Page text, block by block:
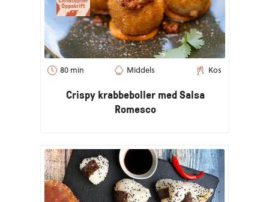
80 min Middels Kos
Crispy krabbeboller med Salsa
Romesco